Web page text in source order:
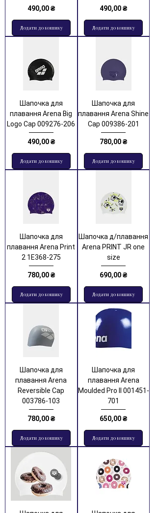
Ціна
490,00 ₴
Додати до кошику
Ціна
490,00 ₴
Додати до кошику
Шапочка для
плавання Arena Big
Logo Cap 009276-206
Ціна
490,00 ₴
Додати до кошику
Шапочка для
плавання Arena Shine
Cap 009386-201
Ціна
780,00 ₴
Додати до кошику
Шапочка для
плавання Arena Print
2 1E368-275
Ціна
780,00 ₴
Додати до кошику
Шапочка д/плавання
Arena PRINT JR one
size
Ціна
690,00 ₴
Додати до кошику
Шапочка для
плавання Arena
Reversible Cap
003786-103
Ціна
780,00 ₴
Додати до кошику
Шапочка для
плавання Arena
Moulded Pro II 001451-
701
Ціна
650,00 ₴
Додати до кошику